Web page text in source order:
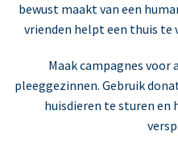
bewust maakt van een
vrienden helpt een thuis te
Maak campagnes voor
pleeggezinnen. Gebruik
huisdieren te sturen en